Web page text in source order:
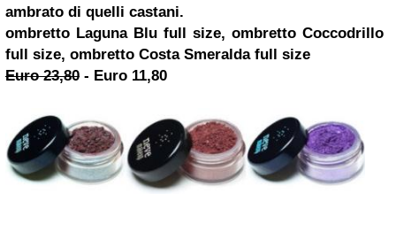
ambrato di quelli castani.
ombretto Laguna Blu full size, ombretto Coccodrillo
full size, ombretto Costa Smeralda full size
Euro 23,80 - Euro 11,80